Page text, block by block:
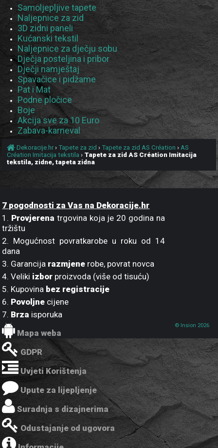
Samoljepljive tapete
Naljepnice za zid
3D zidni paneli
Kućanski tekstil
Naljepnice za dječju sobu
Dječja posteljina i pribor
Dječji namještaj
Spavačice i pidžame
Pat i Mat
Podne pločice
Boje
Akcija sve za 10 Euro
Zabava-karneval
Dekoracije.hr›Tapete za zid ›Tapete za zid AS Création ›AS
Création Imitacija tekstila › Tapete za zid AS Création Imitacija
tekstila, zidne, tapeta zidna
7 pogodnosti za Vas na Dekoracije.hr
1. Provjerena trgovina koja je 20 godina na
tržištu
2. Mogućnost povratkarobe u roku od 14
dana
3. Garancija razmjene robe, povrat novca
4. Veliki izbor proizvoda (više od tisuću)
5. Kupovina bez registracije
6. Povoljne cijene
7. Brza isporuka
Mapa weba
GDPR
Uvjeti Korištenja
Upute za lijepljenje
Suradnja s dizajnerima
Odustajanje od ugovora
© Insion 2026